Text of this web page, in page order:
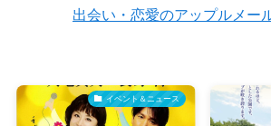
出会い・恋愛のアップルメー
イベント＆ニュース